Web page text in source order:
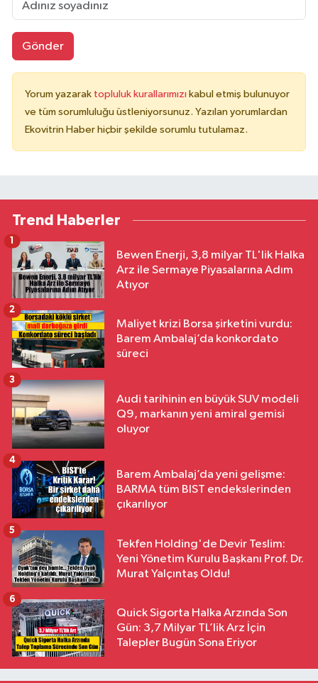
Gönder
Yorum yazarak topluluk kurallarımızı kabul etmiş bulunuyor
ve tüm sorumluluğu üstleniyorsunuz. Yazılan yorumlardan
Ekovitrin Haber hiçbir şekilde sorumlu tutulamaz.
Trend Haberler
Bewen Enerji, 3,8 milyar TL'lik Halka
Arz ile Sermaye Piyasalarına Adım
Atıyor
1
Maliyet krizi Borsa şirketini vurdu:
Barem Ambalaj’da konkordato
süreci
2
Audi tarihinin en büyük SUV modeli
Q9, markanın yeni amiral gemisi
oluyor
3
Barem Ambalaj’da yeni gelişme:
BARMA tüm BIST endekslerinden
çıkarılıyor
4
Tekfen Holding'de Devir Teslim:
Yeni Yönetim Kurulu Başkanı Prof. Dr.
Murat Yalçıntaş Oldu!
5
Quick Sigorta Halka Arzında Son
Gün: 3,7 Milyar TL’lik Arz İçin
Talepler Bugün Sona Eriyor
6